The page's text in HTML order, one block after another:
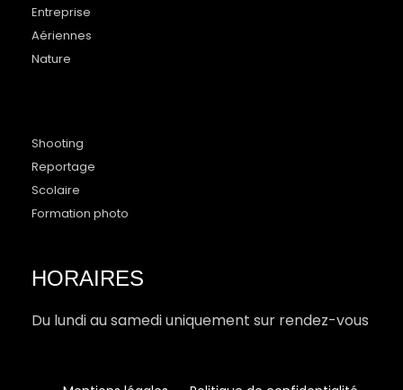
Entreprise
Aériennes
Nature
Shooting
Reportage
Scolaire
Formation photo
HORAIRES
Du lundi au samedi uniquement sur rendez-vous